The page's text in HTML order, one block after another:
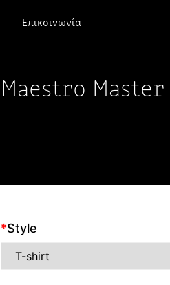
Επικοινωνία
Maestro
*Style